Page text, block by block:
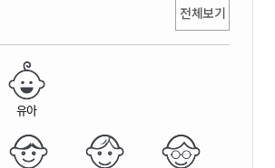
전체보기
유아